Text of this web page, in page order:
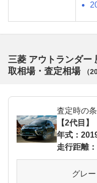
三菱 アウトランダー
取相場・査定相場
（
査定時の
【2代目】
年式：
走行距離
グレー